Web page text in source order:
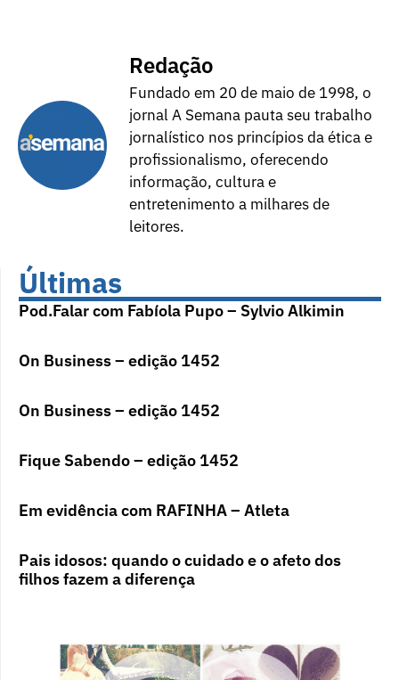
Redação
Fundado em 20 de maio de 1998, o
jornal A Semana pauta seu trabalho
jornalístico nos princípios da ética e
profissionalismo, oferecendo
informação, cultura e
entretenimento a milhares de
leitores.
Últimas
Pod.Falar com Fabíola Pupo – Sylvio Alkimin
On Business – edição 1452
On Business – edição 1452
Fique Sabendo – edição 1452
Em evidência com RAFINHA – Atleta
Pais idosos: quando o cuidado e o afeto dos
filhos fazem a diferença